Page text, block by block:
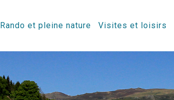
Rando et pleine nature Visites et loisirs